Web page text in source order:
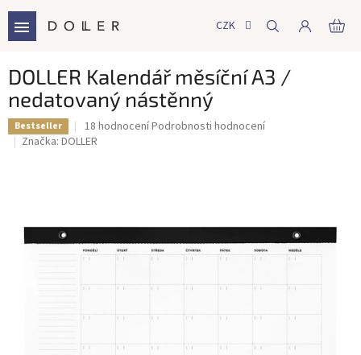
obsah
CZK
DOLLER Kalendář měsíční A3 /
nedatovaný nástěnný
Bestseller
Průměrné
hodnocení
hvězdiček.
18 hodnoceníPodrobnosti hodnocení
Značka: DOLLER